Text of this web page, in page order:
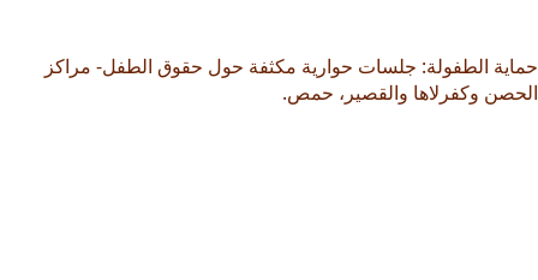
حماية الطفولة: جلسات حوارية مكثفة حول حقوق الطفل- مراكز
الحصن وكفرلاها والقصير، حمص.